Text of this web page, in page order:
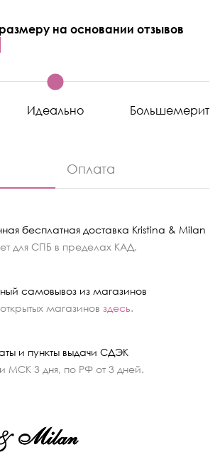
на основании отзывов
Идеально Большемерит
Оплата
бесплатная доставка Kristina & Milan
для СПБ в пределах КАД.
самовывоз из магазинов
магазинов здесь.
и пункты выдачи СДЭК
МСК 3 дня, по РФ от 3 дней.